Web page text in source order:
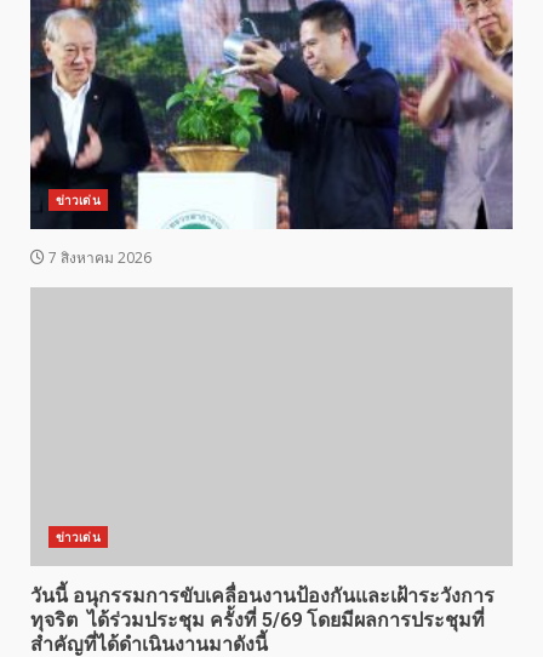
ข่าวเด่น
7 สิงหาคม 2026
ข่าวเด่น
วันนี้ อนุกรรมการขับเคลื่อนงานป้องกันและเฝ้าระวังการ
ทุจริต ได้ร่วมประชุม ครั้งที่ 5/69 โดยมีผลการประชุมที่
สำคัญที่ได้ดำเนินงานมาดังนี้